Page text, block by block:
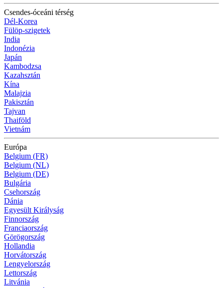
Csendes-óceáni térség
Dél-Korea
Fülöp-szigetek
India
Indonézia
Japán
Kambodzsa
Kazahsztán
Kína
Malajzia
Pakisztán
Tajvan
Thaiföld
Vietnám
Európa
Belgium (FR)
Belgium (NL)
Belgium (DE)
Bulgária
Csehország
Dánia
Egyesült Királyság
Finnország
Franciaország
Görögország
Hollandia
Horvátország
Lengyelország
Lettország
Litvánia